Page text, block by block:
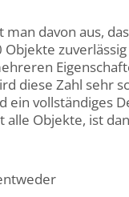
man davon aus,
Objekte
diese Zahl sehr
ein vollständiges
alle Objekte, ist